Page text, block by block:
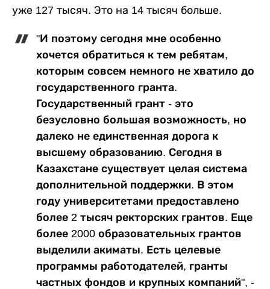
уже 127 тысяч. Это на 14 тысяч больше.
"И поэтому сегодня мне особенно
хочется обратиться к тем ребятам,
которым совсем немного не хватило до
государственного гранта.
Государственный грант - это
безусловно большая возможность, но
далеко не единственная дорога к
высшему образованию. Сегодня в
Казахстане существует целая система
дополнительной поддержки. В этом
году университетами предоставлено
более 2 тысяч ректорских грантов. Еще
более 2000 образовательных грантов
выделили акиматы. Есть целевые
программы работодателей, гранты
частных фондов и крупных компаний", -